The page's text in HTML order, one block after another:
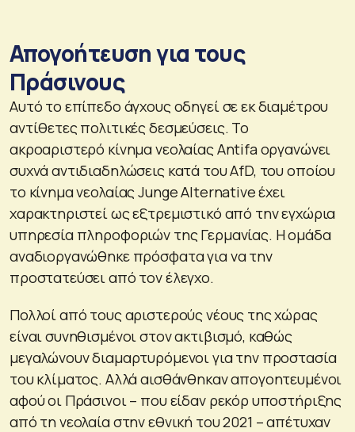
Απογοήτευση για τους
Πράσινους
Αυτό το επίπεδο άγχους οδηγεί σε εκ διαμέτρου
αντίθετες πολιτικές δεσμεύσεις. Το
ακροαριστερό κίνημα νεολαίας Antifa οργανώνει
συχνά αντιδιαδηλώσεις κατά του AfD, του οποίου
το κίνημα νεολαίας Junge Alternative έχει
χαρακτηριστεί ως εξτρεμιστικό από την εγχώρια
υπηρεσία πληροφοριών της Γερμανίας. Η ομάδα
αναδιοργανώθηκε πρόσφατα για να την
προστατεύσει από τον έλεγχο.
Πολλοί από τους αριστερούς νέους της χώρας
είναι συνηθισμένοι στον ακτιβισμό, καθώς
μεγαλώνουν διαμαρτυρόμενοι για την προστασία
του κλίματος. Αλλά αισθάνθηκαν απογοητευμένοι
αφού οι Πράσινοι – που είδαν ρεκόρ υποστήριξης
από τη νεολαία στην εθνική του 2021 – απέτυχαν